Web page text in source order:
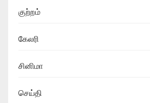
குற்றம்
கேலரி
சினிமா
செய்தி